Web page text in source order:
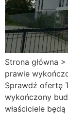
Strona główna
prawie
Sprawdź ofertę
wykończony
właściciele